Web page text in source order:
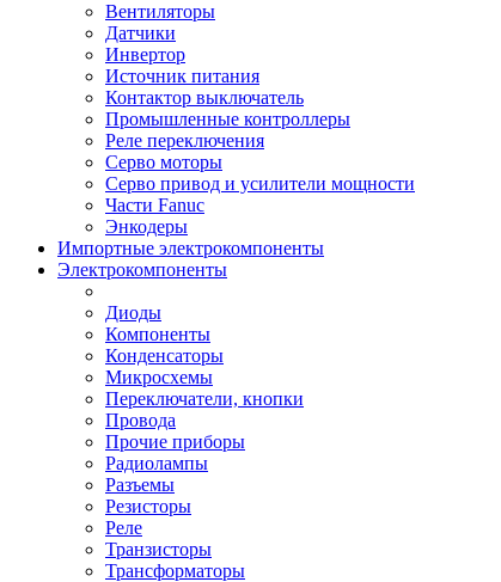
Вентиляторы
Датчики
Инвертор
Источник питания
Контактор выключатель
Промышленные контроллеры
Реле переключения
Серво моторы
Серво привод и усилители мощности
Части Fanuc
Энкодеры
Импортные электрокомпоненты
Электрокомпоненты
Диоды
Компоненты
Конденсаторы
Микросхемы
Переключатели, кнопки
Провода
Прочие приборы
Радиолампы
Разъемы
Резисторы
Реле
Транзисторы
Трансформаторы